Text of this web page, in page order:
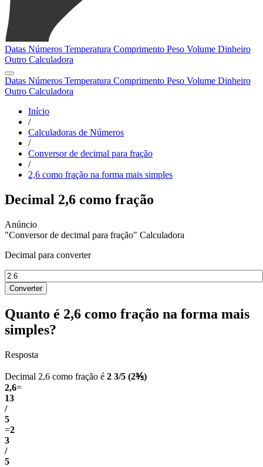
Datas Números Temperatura Comprimento Peso Volume Dinheiro
Outro Calculadora
Datas Números Temperatura Comprimento Peso Volume Dinheiro
Outro Calculadora
Início
/
Calculadoras de Números
/
Conversor de decimal para fração
/
2,6 como fração na forma mais simples
Decimal 2,6 como fração
"Conversor de decimal para fração" Calculadora
Decimal para converter
Converter
Quanto é 2,6 como fração na forma mais
simples?
Resposta
Decimal 2,6 como fração é 2 3/5 (2⅗)
2,6=
13
/
5
=2
3
/
5